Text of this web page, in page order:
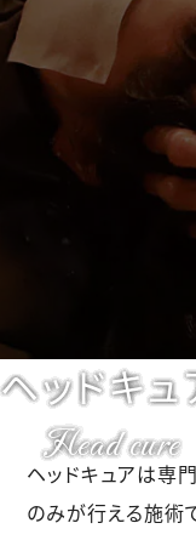
ヘッドキュ
Head cure
ヘッドキュアは専
のみが行える施術